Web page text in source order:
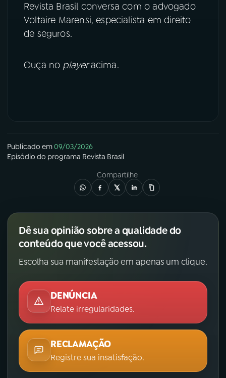
Revista Brasil conversa com o advogado
Voltaire Marensi, especialista em direito
de seguros.
Ouça no playeracima.
Publicado em09/03/2026
Episódio do programa Revista Brasil
Compartilhe
Dê sua opinião sobre a qualidade do
conteúdo que você acessou.
Escolha sua manifestação em apenas um clique.
DENÚNCIA
Relate irregularidades.
RECLAMAÇÃO
Registre sua insatisfação.